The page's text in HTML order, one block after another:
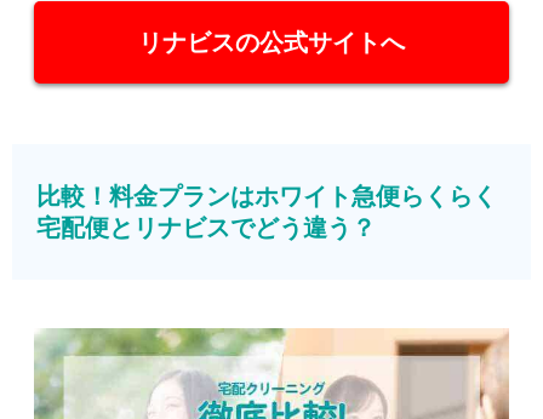
リナビスの公式サイトへ
比較！料金プランはホワイト急便らくらく
宅配便とリナビスでどう違う？